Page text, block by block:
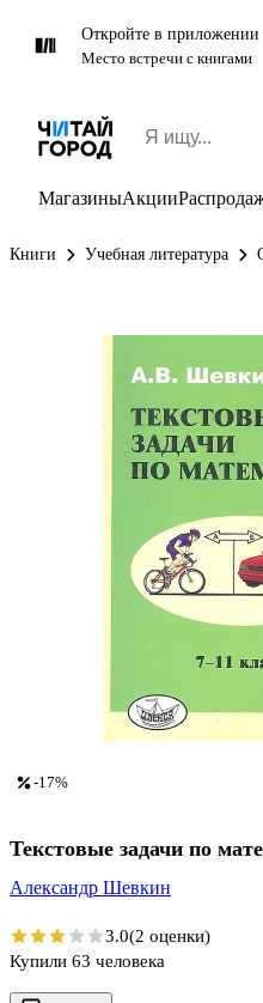
Откройте в приложении
Место встречи с книгами
МагазиныАкции
Книги Учебная литература
-17%
Текстовые задачи по
Александр Шевкин
3.0(2 оценки)
Купили 63 человека